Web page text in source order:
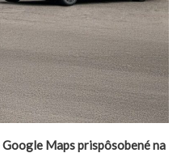
Maps prispôsobené na